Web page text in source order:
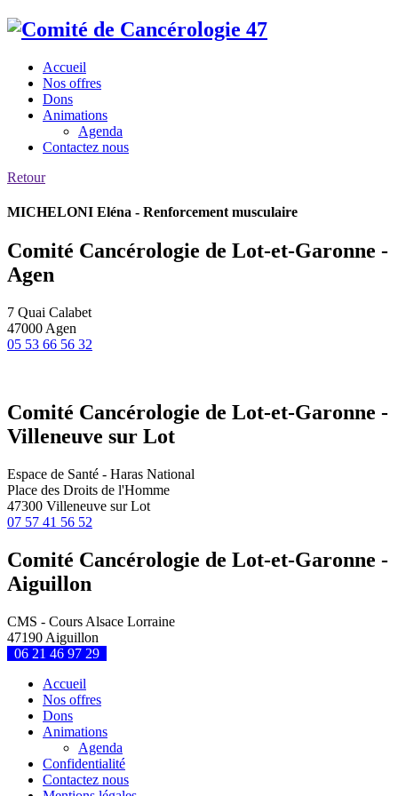
Accueil
Nos offres
Dons
Animations
Agenda
Contactez nous
Retour
MICHELONI Eléna - Renforcement musculaire
Comité Cancérologie de Lot-et-Garonne -
Agen
7 Quai Calabet
47000 Agen
05 53 66 56 32
Comité Cancérologie de Lot-et-Garonne -
Villeneuve sur Lot
Espace de Santé - Haras National
Place des Droits de l'Homme
47300 Villeneuve sur Lot
07 57 41 56 52
Comité Cancérologie de Lot-et-Garonne -
Aiguillon
CMS - Cours Alsace Lorraine
47190 Aiguillon
06 21 46 97 29
Accueil
Nos offres
Dons
Animations
Agenda
Confidentialité
Contactez nous